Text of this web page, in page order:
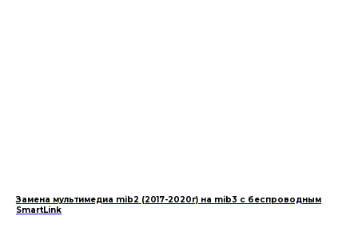
Замена мультимедиа mib2 (2017-2020г) на mib3 с беспроводным
SmartLink